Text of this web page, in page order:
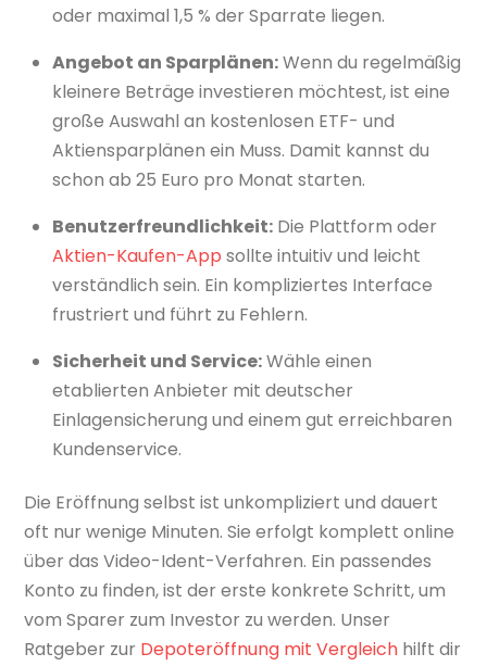
oder maximal 1,5 % der Sparrate liegen.
Angebot an Sparplänen:Wenn du regelmäßig
kleinere Beträge investieren möchtest, ist eine
große Auswahl an kostenlosen ETF- und
Aktiensparplänen ein Muss. Damit kannst du
schon ab 25 Euro pro Monat starten.
Benutzerfreundlichkeit: Die Plattform oder
Aktien-Kaufen-App sollte intuitiv und leicht
verständlich sein. Ein kompliziertes Interface
frustriert und führt zu Fehlern.
Sicherheit und Service:Wähle einen
etablierten Anbieter mit deutscher
Einlagensicherung und einem gut erreichbaren
Kundenservice.
Die Eröffnung selbst ist unkompliziert und dauert
oft nur wenige Minuten. Sie erfolgt komplett online
über das Video-Ident-Verfahren. Ein passendes
Konto zu finden, ist der erste konkrete Schritt, um
vom Sparer zum Investor zu werden. Unser
Ratgeber zur Depoteröffnung mit Vergleich hilft dir